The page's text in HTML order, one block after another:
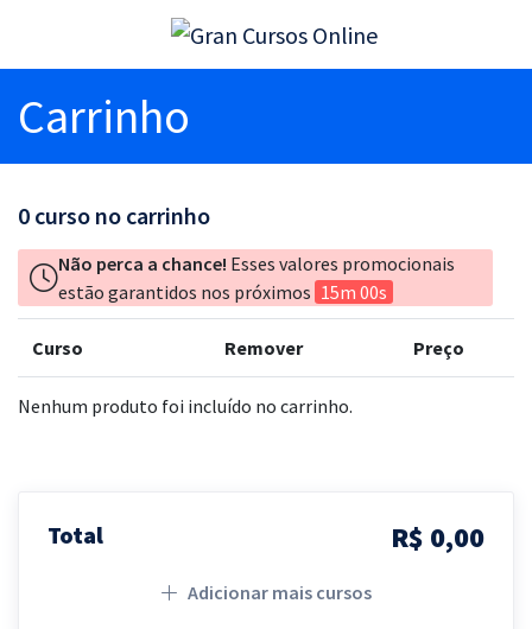
Carrinho
0 curso no carrinho
Não perca a chance! Esses valores promocionais
estão garantidos nos próximos 15m 00s
Curso Remover Preço
Nenhum produto foi incluído no carrinho.
Total R$ 0,00
Adicionar mais cursos